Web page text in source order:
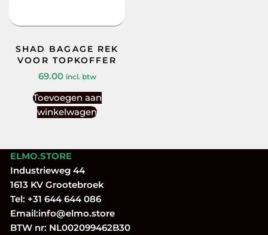
SHAD BAGAGE REK
VOOR TOPKOFFER
69.00 incl. btw
Toevoegen aan
winkelwagen
ELMO.STORE
Industrieweg 44
1613 KV Grootebroek
Tel: +31 644 644 086
Email:info@elmo.store
BTW nr: NL002099462B30